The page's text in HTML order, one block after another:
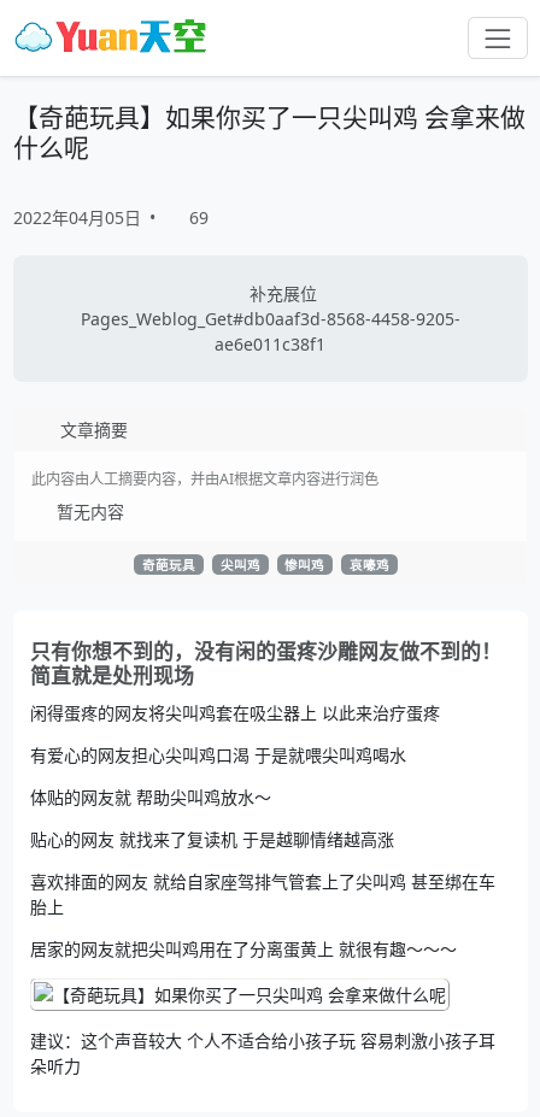
【奇葩玩具】如果你买了一只尖叫鸡 会拿来做
什么呢
2022年04月05日 • 69
补充展位
Pages_Weblog_Get#db0aaf3d-8568-4458-9205-
ae6e011c38f1
文章摘要
此内容由人工摘要内容，并由AI根据文章内容进行润色
暂无内容
奇葩玩具 尖叫鸡 惨叫鸡 哀嚎鸡
只有你想不到的，没有闲的蛋疼沙雕网友做不到的！
简直就是处刑现场
闲得蛋疼的网友将尖叫鸡套在吸尘器上 以此来治疗蛋疼
有爱心的网友担心尖叫鸡口渴 于是就喂尖叫鸡喝水
体贴的网友就 帮助尖叫鸡放水～
贴心的网友 就找来了复读机 于是越聊情绪越高涨
喜欢排面的网友 就给自家座驾排气管套上了尖叫鸡 甚至绑在车
胎上
居家的网友就把尖叫鸡用在了分离蛋黄上 就很有趣～～～
建议：这个声音较大 个人不适合给小孩子玩 容易刺激小孩子耳
朵听力